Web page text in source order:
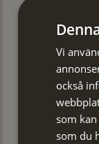
Vi
också
som
som du